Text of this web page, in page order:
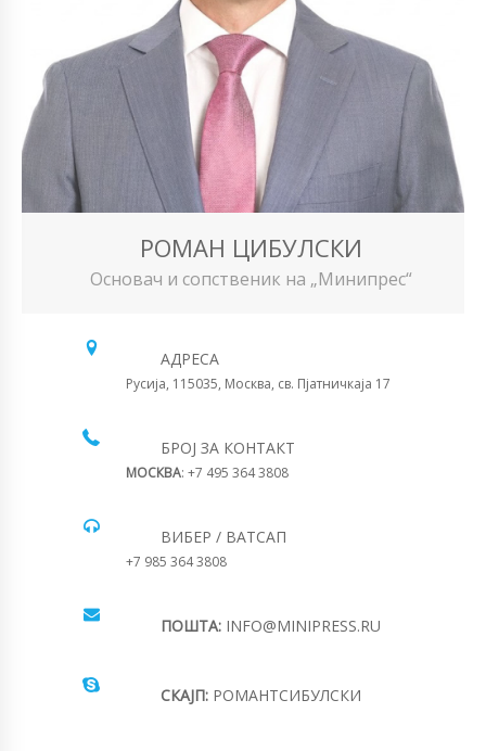
РОМАН ЦИБУЛСКИ
Основач и сопственик на „Минипрес“
АДРЕСА
Русија, 115035, Москва, св. Пјатничкаја 17
БРОЈ ЗА КОНТАКТ
МОСКВА: +7 495 364 3808
ВИБЕР / ВАТСАП
+7 985 364 3808
ПОШТА: INFO@MINIPRESS.RU
СКАЈП: РОМАНТСИБУЛСКИ